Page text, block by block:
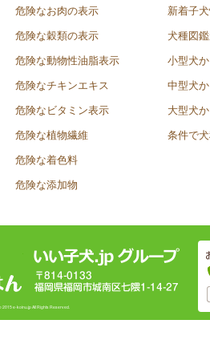
危険なお肉の表示
危険な穀類の表示
危険な動物性油脂表示
危険なチキンエキス
危険なビタミン表示
危険な植物繊維
危険な着色料
危険な添加物
新着子
犬種図
小型犬
中型犬
大型犬
条件で
2015 e-koinu.jp All Rights Reserved.